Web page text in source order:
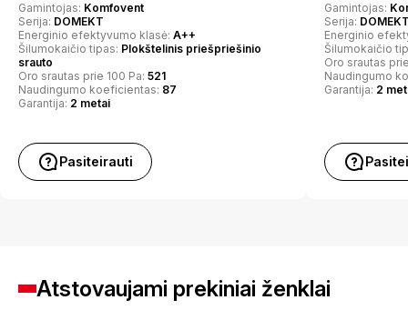
Gamintojas: Komfovent
Serija: DOMEKT
Energinio efektyvumo klasė: A++
Šilumokaičio tipas: Plokštelinis priešpriešinio
srauto
Oro srautas prie 100 Pa: 521
Naudingumo koeficientas: 87
Garantija: 2 metai
Pasiteirauti
Gamintojas:
Serija:
Energinio
Šilumokaičio
Oro srautas
Naudingumo
Garantija: 2
Atstovaujami prekiniai ženklai